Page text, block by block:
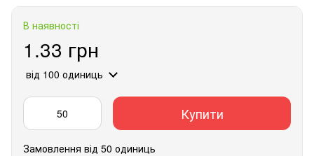
В наявності
1.33 грн
від 100 одиниць
Купити
Замовлення від 50 одиниць